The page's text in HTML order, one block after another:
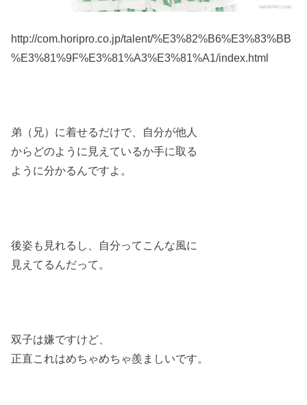
http://com.horipro.co.jp/talent/%E3%82%B6%E3%83%BB
%E3%81%9F%E3%81%A3%E3%81%A1/index.html
弟（兄）に着せるだけで、自分が他人
からどのように見えているか手に取る
ように分かるんですよ。
後姿も見れるし、自分ってこんな風に
見えてるんだって。
双子は嫌ですけど、
正直これはめちゃめちゃ羨ましいです。